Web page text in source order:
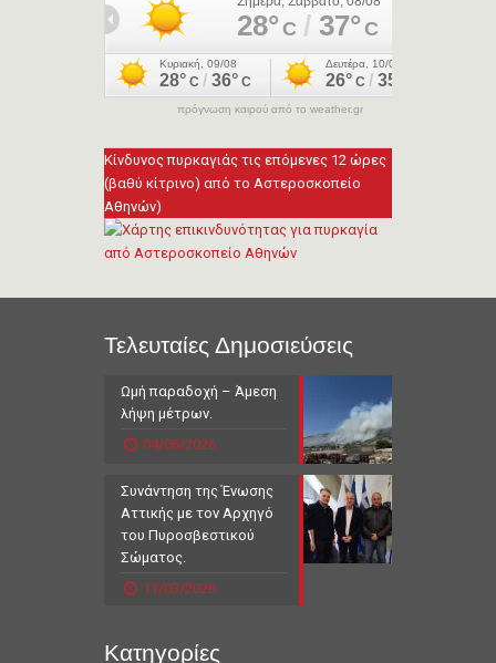
πρόγνωση καιρού από το weather.gr
Κίνδυνος πυρκαγιάς τις επόμενες 12 ώρες
(βαθύ κίτρινο) από το Αστεροσκοπείο
Αθηνών)
Τελευταίες Δημοσιεύσεις
Ωμή παραδοχή – Άμεση
λήψη μέτρων.
04/06/2026
Συνάντηση της Ένωσης
Αττικής με τον Αρχηγό
του Πυροσβεστικού
Σώματος.
11/03/2026
Κατηγορίες